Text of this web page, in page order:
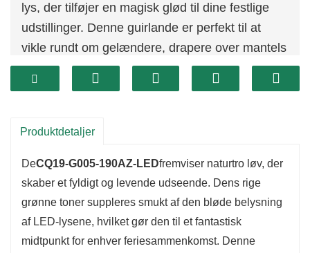
lys, der tilføjer en magisk glød til dine festlige
udstillinger. Denne guirlande er perfekt til at
vikle rundt om gelændere, drapere over mantels
eller indramme vinduer, og den er en alsidig og
fortryllende tilføjelse til dine feriedekorationer.
Produktdetaljer
DeCQ19-G005-190AZ-LEDfremviser naturtro løv, der
skaber et fyldigt og levende udseende. Dens rige
grønne toner suppleres smukt af den bløde belysning
af LED-lysene, hvilket gør den til et fantastisk
midtpunkt for enhver feriesammenkomst. Denne